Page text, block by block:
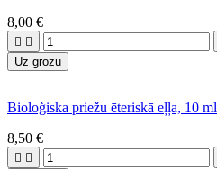
8,00 €
 
Uz grozu
Bioloģiska priežu ēteriskā eļļa, 10 ml
8,50 €
 